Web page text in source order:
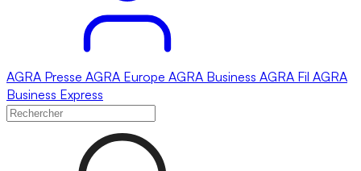
AGRA Presse AGRA Europe AGRA Business AGRA Fil AGRA
Business Express